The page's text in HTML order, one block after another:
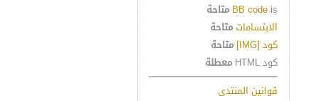
BB code is
متاحة
الابتساماتمتاحة
كود [IMG]
متاحة
كود HTML
معطلة
قوانين المنتدى